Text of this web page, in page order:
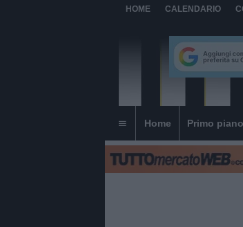
HOME CALENDARIO
Home Primo piano